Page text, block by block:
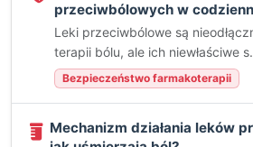
przeciwbólowych w
Leki przeciwbólowe są
terapii bólu, ale ich niewłaściwe
Bezpieczeństwo farmakoterapii
Mechanizm działania leków